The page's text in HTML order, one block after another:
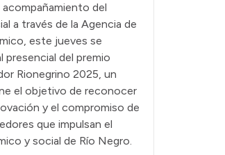
del
a través de la Agencia de
este jueves se
presencial del premio
Rionegrino 2025, un
el objetivo de reconocer
y el compromiso de
que impulsan el
y social de Río Negro.